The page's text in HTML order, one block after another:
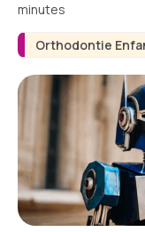
Orthodontie
minutes